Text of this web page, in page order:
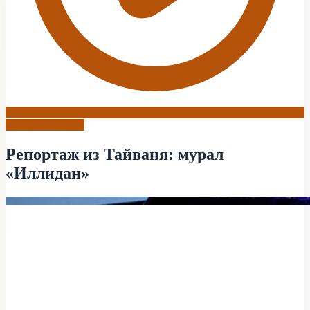
Репортаж из Тайваня: мурал
«Иллидан»